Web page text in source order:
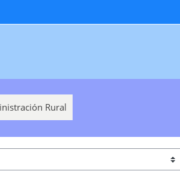
Rural